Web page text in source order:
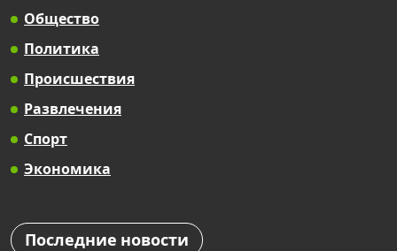
Общество
Политика
Происшествия
Развлечения
Спорт
Экономика
Последние новости